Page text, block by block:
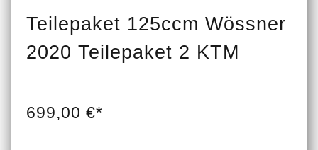
Teilepaket 125ccm Wössner
2020 Teilepaket 2 KTM
699,00 €*